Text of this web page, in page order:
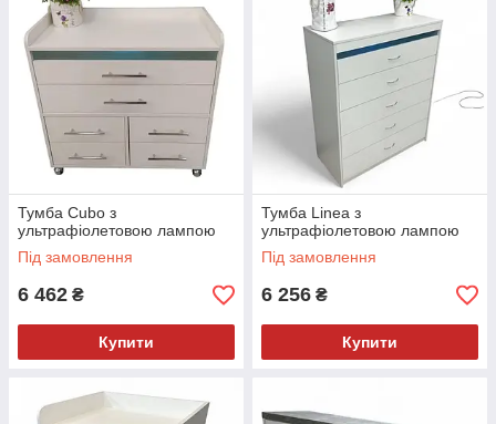
Тумба Cubo з
ультрафіолетовою лампою
Під замовлення
6 462 ₴
Купити
Тумба Linea з
ультрафіолетовою лампою
Під замовлення
6 256 ₴
Купити